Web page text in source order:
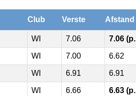
Club Verste Afstand
WI 7.06 7.06
WI 7.00 6.62
WI 6.91 6.91
WI 6.66 6.63